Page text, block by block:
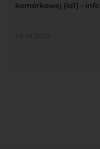
komórkowej (ioT) -